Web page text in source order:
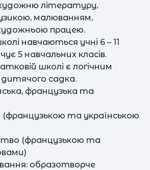
літературу,
малюванням,
працею.
навчаються учні 6 – 11
5 навчальних класів.
школі є логічним
садка.
французька та
та українською
(французькою та
образотворче